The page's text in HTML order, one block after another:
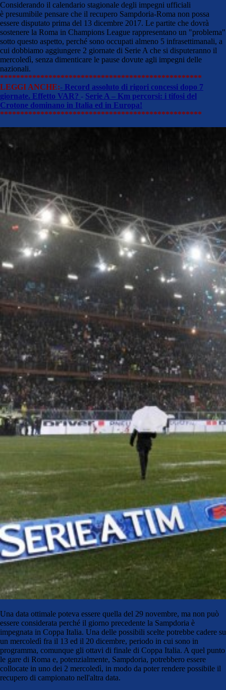
Considerando il calendario stagionale degli impegni ufficiali
è presumibile pensare che il recupero Sampdoria-Roma non possa
essere disputato prima del 13 dicembre 2017. Le partite che dovrà
sostenere la Roma in Champions League rappresentano un "problema"
sotto questo aspetto, perché sono occupati almeno 5 infrasettimanali, a
cui dobbiamo aggiungere 2 giornate di Serie A che si disputeranno il
mercoledì, senza dimenticare le pause dovute agli impegni delle
nazionali.
**************************************************
LEGGI ANCHE:- Record assoluto di rigori concessi dopo 7
giornate. Effetto VAR? - Serie A – Km percorsi: i tifosi del
Crotone dominano in Italia ed in Europa!
**************************************************
Una data ottimale poteva essere quella del 29 novembre, ma non può
essere considerata perché il giorno precedente la Sampdoria è
impegnata in Coppa Italia. Una delle possibili scelte potrebbe cadere su
un mercoledì fra il 13 ed il 20 dicembre, periodo in cui sono in
programma, comunque gli ottavi di finale di Coppa Italia. A quel punto
le gare di Roma e, potenzialmente, Sampdoria, potrebbero essere
collocate in uno dei 2 mercoledì, in modo da poter rendere possibile il
recupero di campionato nell'altra data.